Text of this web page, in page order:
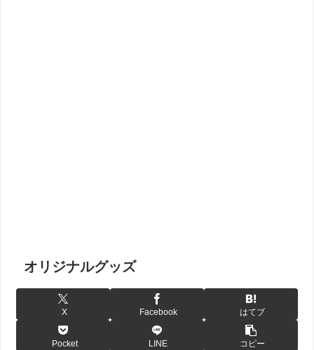
オリジナルグッズ
X Facebook はてブ
Pocket LINE コピー